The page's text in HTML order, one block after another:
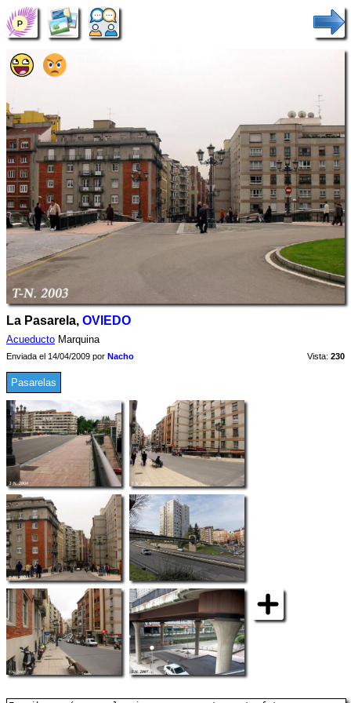
La Pasarela, OVIEDO
Acueducto Marquina
Enviada el 14/04/2009 por Nacho Vista: 230
Pasarelas